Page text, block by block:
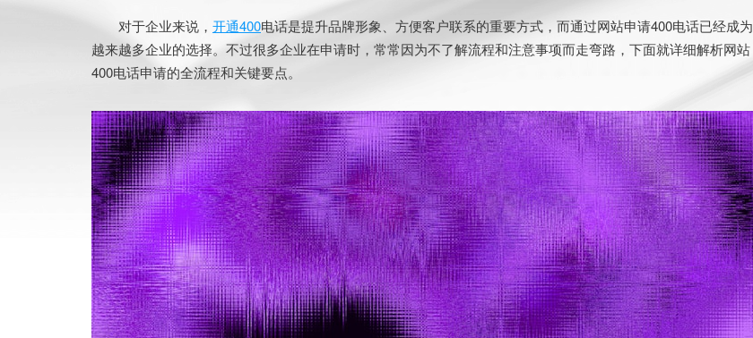
对于企业来说， 开通400电话是提升品牌形象、方便客户联系的重要方式，而通过网站申请400电话已经成为
越来越多企业的选择。不过很多企业在申请时，常常因为不了解流程和注意事项而走弯路，下面就详细解析网站
400电话申请的全流程和关键要点。